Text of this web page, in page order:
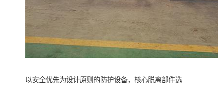
以安全优先为设计原则的防护设备，核心脱离部件选